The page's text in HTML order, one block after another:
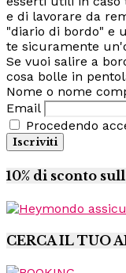
e di lavorare da
"diario di bordo" e
te sicuramente
Se vuoi salire a
cosa bolle in
Nome o nome
Email
Procedendo
10% di sconto
CERCA IL TUO